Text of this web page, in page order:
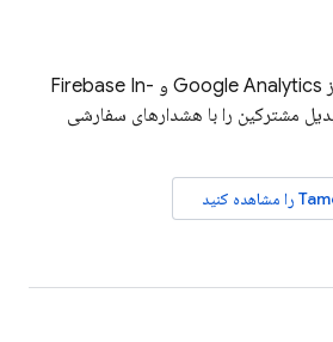
Google Analytics و Firebase In-
مشترکین را با هشدارهای سفارشی